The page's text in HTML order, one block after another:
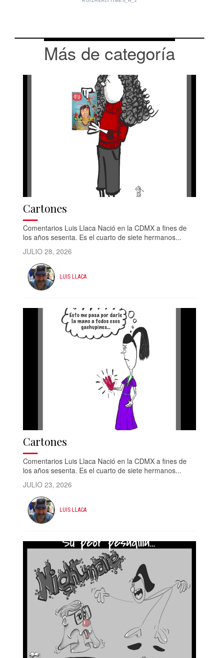
Más de categoría
Cartones
Comentarios Luis Llaca Nació en la CDMX a fines de
los años sesenta. Es el cuarto de siete hermanos...
JULIO 28, 2026
LUIS LLACA
Cartones
Comentarios Luis Llaca Nació en la CDMX a fines de
los años sesenta. Es el cuarto de siete hermanos...
JULIO 23, 2026
LUIS LLACA